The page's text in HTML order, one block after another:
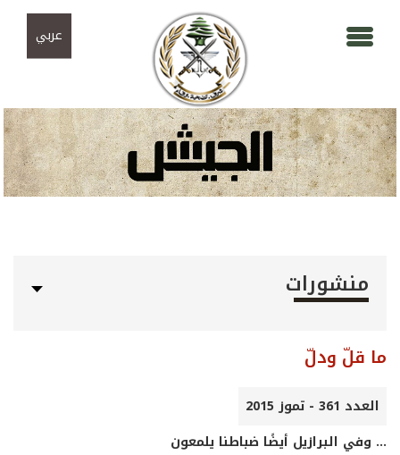
عربي
منشورات
ما قلّ ودلّ
العدد 361 - تموز 2015
... وفي البرازيل أيضًا ضباطنا يلمعون